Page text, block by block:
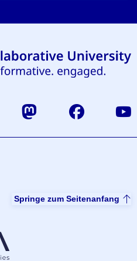
Mastodon Facebook
Springe zum Seitenanfang